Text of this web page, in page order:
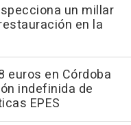
un millar
en la
euros en Córdoba
indefinida de
EPES